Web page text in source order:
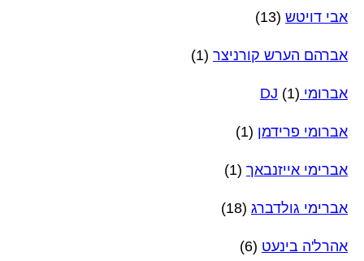
אבי דויטש (13)
אברהם הערש קורניצר (1)
אברומי DJ (1)
אברומי פרידמן (1)
אברימי אייזנבאך (1)
אברימי גולדברג (18)
אהרל'ה בינעט (6)